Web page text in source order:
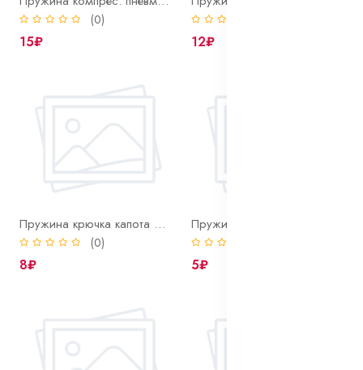
(0)
15₽ 12₽
Пружина крючка капота 2108
(0)
8₽
Пружина лапки сцепления
5₽